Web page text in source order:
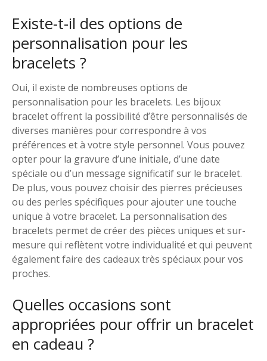
Existe-t-il des options de
personnalisation pour les
bracelets ?
Oui, il existe de nombreuses options de
personnalisation pour les bracelets. Les bijoux
bracelet offrent la possibilité d’être personnalisés de
diverses manières pour correspondre à vos
préférences et à votre style personnel. Vous pouvez
opter pour la gravure d’une initiale, d’une date
spéciale ou d’un message significatif sur le bracelet.
De plus, vous pouvez choisir des pierres précieuses
ou des perles spécifiques pour ajouter une touche
unique à votre bracelet. La personnalisation des
bracelets permet de créer des pièces uniques et sur-
mesure qui reflètent votre individualité et qui peuvent
également faire des cadeaux très spéciaux pour vos
proches.
Quelles occasions sont
appropriées pour offrir un bracelet
en cadeau ?